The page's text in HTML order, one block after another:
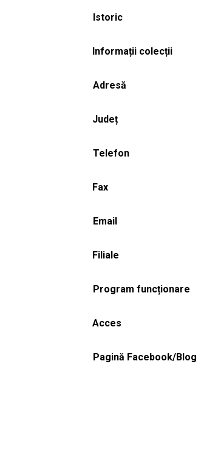
Istoric
Informații colecții
Adresă
Județ
Telefon
Fax
Email
Filiale
Program funcționare
Acces
Pagină Facebook/Blog